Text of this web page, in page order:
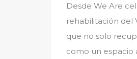
Desde We Are
rehabilitación del
que no solo
como un espacio